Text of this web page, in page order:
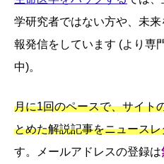
学研究者ではない方や、未
報発信をしています (より専
中)。
月に1回のペースで、サイト
とめた解説記事をニュース
す。メールアドレスの登録は